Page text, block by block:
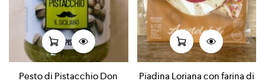
Pesto di Pistacchio Don
Piadina Loriana con farina di